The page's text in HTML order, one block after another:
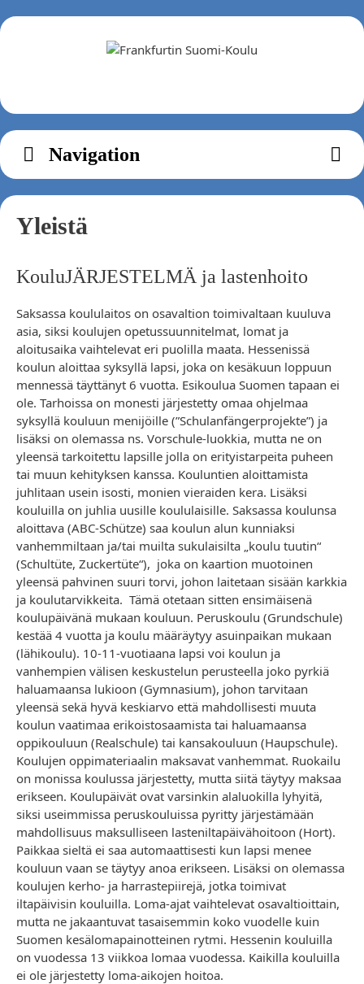
Zum
Navigation
Yleistä
KouluJÄRJESTELMÄ ja lastenhoito
Saksassa koululaitos on osavaltion toimivaltaan kuuluva
asia, siksi koulujen opetussuunnitelmat, lomat ja
aloitusaika vaihtelevat eri puolilla maata. Hessenissä
koulun aloittaa syksyllä lapsi, joka on kesäkuun loppuun
mennessä täyttänyt 6 vuotta. Esikoulua Suomen tapaan ei
ole. Tarhoissa on monesti järjestetty omaa ohjelmaa
syksyllä kouluun menijöille (”Schulanfängerprojekte”) ja
lisäksi on olemassa ns. Vorschule-luokkia, mutta ne on
yleensä tarkoitettu lapsille jolla on erityistarpeita puheen
tai muun kehityksen kanssa. Kouluntien aloittamista
juhlitaan usein isosti, monien vieraiden kera. Lisäksi
kouluilla on juhlia uusille koululaisille. Saksassa koulunsa
aloittava (ABC-Schütze) saa koulun alun kunniaksi
vanhemmiltaan ja/tai muilta sukulaisilta „koulu tuutin“
(Schultüte, Zuckertüte“), joka on kaartion muotoinen
yleensä pahvinen suuri torvi, johon laitetaan sisään karkkia
ja koulutarvikkeita. Tämä otetaan sitten ensimäisenä
koulupäivänä mukaan kouluun. Peruskoulu (Grundschule)
kestää 4 vuotta ja koulu määräytyy asuinpaikan mukaan
(lähikoulu). 10-11-vuotiaana lapsi voi koulun ja
vanhempien välisen keskustelun perusteella joko pyrkiä
haluamaansa lukioon (Gymnasium), johon tarvitaan
yleensä sekä hyvä keskiarvo että mahdollisesti muuta
koulun vaatimaa erikoistosaamista tai haluamaansa
oppikouluun (Realschule) tai kansakouluun (Haupschule).
Koulujen oppimateriaalin maksavat vanhemmat. Ruokailu
on monissa koulussa järjestetty, mutta siitä täytyy maksaa
erikseen. Koulupäivät ovat varsinkin alaluokilla lyhyitä,
siksi useimmissa peruskouluissa pyritty järjestämään
mahdollisuus maksulliseen lasteniltapäivähoitoon (Hort).
Paikkaa sieltä ei saa automaattisesti kun lapsi menee
kouluun vaan se täytyy anoa erikseen. Lisäksi on olemassa
koulujen kerho- ja harrastepiirejä, jotka toimivat
iltapäivisin kouluilla. Loma-ajat vaihtelevat osavaltioittain,
mutta ne jakaantuvat tasaisemmin koko vuodelle kuin
Suomen kesälomapainotteinen rytmi. Hessenin kouluilla
on vuodessa 13 viikkoa lomaa vuodessa. Kaikilla kouluilla
ei ole järjestetty loma-aikojen hoitoa.